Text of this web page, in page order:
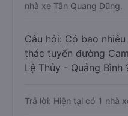
nhà xe Tân Quang Dũng.
Câu hỏi: Có bao
thác tuyến đường
Lệ Thủy - Quảng Bình
Trả lời: Hiện tại có 1 nhà